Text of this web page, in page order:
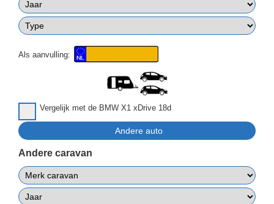
Als aanvulling:
Vergelijk met de BMW X1 xDrive 18d
Andere caravan